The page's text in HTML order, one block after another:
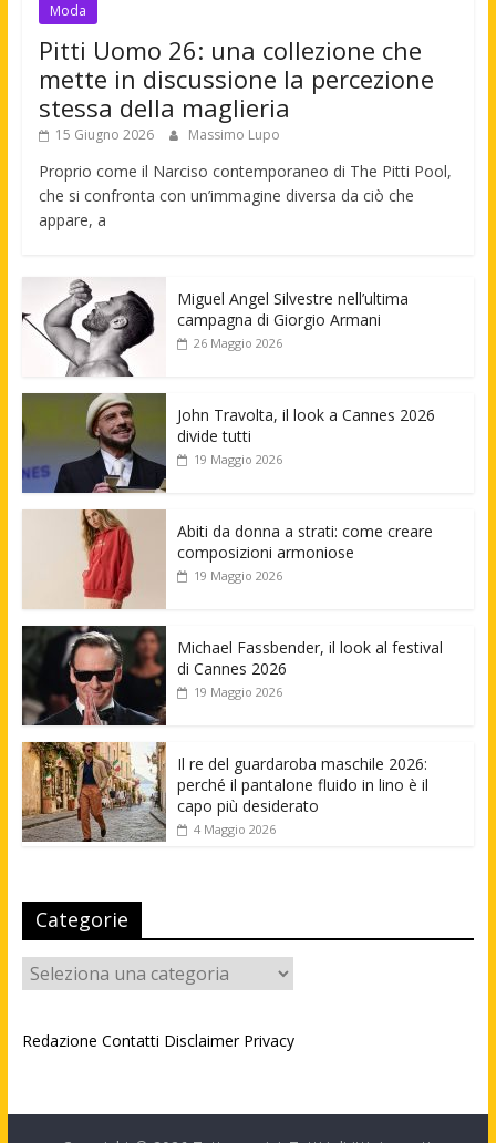
Moda
Pitti Uomo 26: una collezione che
mette in discussione la percezione
stessa della maglieria
15 Giugno 2026 Massimo Lupo
Proprio come il Narciso contemporaneo di The Pitti Pool,
che si confronta con un’immagine diversa da ciò che
appare, a
Miguel Angel Silvestre nell’ultima
campagna di Giorgio Armani
26 Maggio 2026
John Travolta, il look a Cannes 2026
divide tutti
19 Maggio 2026
Abiti da donna a strati: come creare
composizioni armoniose
19 Maggio 2026
Michael Fassbender, il look al festival
di Cannes 2026
19 Maggio 2026
Il re del guardaroba maschile 2026:
perché il pantalone fluido in lino è il
capo più desiderato
4 Maggio 2026
Categorie
Categorie
Redazione Contatti Disclaimer Privacy